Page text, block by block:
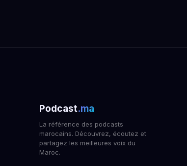
Podcast.ma
La référence des podcasts
marocains. Découvrez, écoutez et
partagez les meilleures voix du
Maroc.